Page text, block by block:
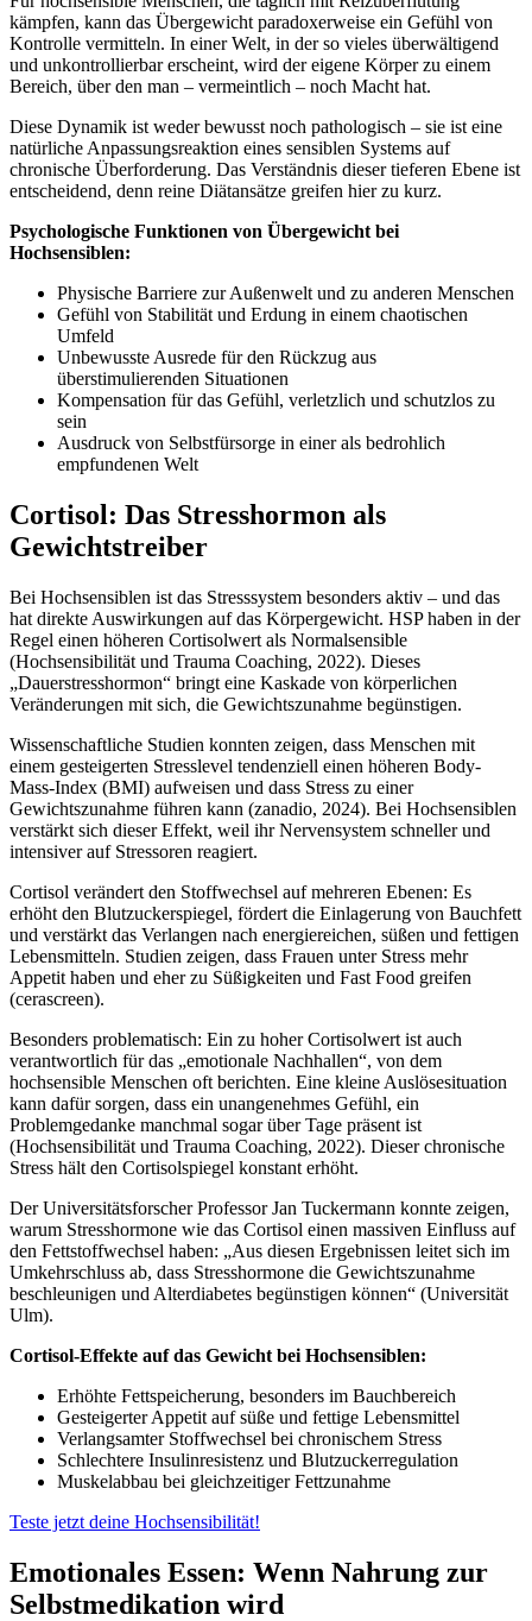
kämpfen, kann das Übergewicht paradoxerweise ein Gefühl von
Kontrolle vermitteln. In einer Welt, in der so vieles überwältigend
und unkontrollierbar erscheint, wird der eigene Körper zu einem
Bereich, über den man – vermeintlich – noch Macht hat.
Diese Dynamik ist weder bewusst noch pathologisch – sie ist eine
natürliche Anpassungsreaktion eines sensiblen Systems auf
chronische Überforderung. Das Verständnis dieser tieferen Ebene ist
entscheidend, denn reine Diätansätze greifen hier zu kurz.
Psychologische Funktionen von Übergewicht bei
Hochsensiblen:
Physische Barriere zur Außenwelt und zu anderen Menschen
Gefühl von Stabilität und Erdung in einem chaotischen
Umfeld
Unbewusste Ausrede für den Rückzug aus
überstimulierenden Situationen
Kompensation für das Gefühl, verletzlich und schutzlos zu
sein
Ausdruck von Selbstfürsorge in einer als bedrohlich
empfundenen Welt
Cortisol: Das Stresshormon als
Gewichtstreiber
Bei Hochsensiblen ist das Stresssystem besonders aktiv – und das
hat direkte Auswirkungen auf das Körpergewicht. HSP haben in der
Regel einen höheren Cortisolwert als Normalsensible
(Hochsensibilität und Trauma Coaching, 2022). Dieses
„Dauerstresshormon“ bringt eine Kaskade von körperlichen
Veränderungen mit sich, die Gewichtszunahme begünstigen.
Wissenschaftliche Studien konnten zeigen, dass Menschen mit
einem gesteigerten Stresslevel tendenziell einen höheren Body-
Mass-Index (BMI) aufweisen und dass Stress zu einer
Gewichtszunahme führen kann (zanadio, 2024). Bei Hochsensiblen
verstärkt sich dieser Effekt, weil ihr Nervensystem schneller und
intensiver auf Stressoren reagiert.
Cortisol verändert den Stoffwechsel auf mehreren Ebenen: Es
erhöht den Blutzuckerspiegel, fördert die Einlagerung von Bauchfett
und verstärkt das Verlangen nach energiereichen, süßen und fettigen
Lebensmitteln. Studien zeigen, dass Frauen unter Stress mehr
Appetit haben und eher zu Süßigkeiten und Fast Food greifen
(cerascreen).
Besonders problematisch: Ein zu hoher Cortisolwert ist auch
verantwortlich für das „emotionale Nachhallen“, von dem
hochsensible Menschen oft berichten. Eine kleine Auslösesituation
kann dafür sorgen, dass ein unangenehmes Gefühl, ein
Problemgedanke manchmal sogar über Tage präsent ist
(Hochsensibilität und Trauma Coaching, 2022). Dieser chronische
Stress hält den Cortisolspiegel konstant erhöht.
Der Universitätsforscher Professor Jan Tuckermann konnte zeigen,
warum Stresshormone wie das Cortisol einen massiven Einfluss auf
den Fettstoffwechsel haben: „Aus diesen Ergebnissen leitet sich im
Umkehrschluss ab, dass Stresshormone die Gewichtszunahme
beschleunigen und Alterdiabetes begünstigen können“ (Universität
Ulm).
Cortisol-Effekte auf das Gewicht bei Hochsensiblen:
Erhöhte Fettspeicherung, besonders im Bauchbereich
Gesteigerter Appetit auf süße und fettige Lebensmittel
Verlangsamter Stoffwechsel bei chronischem Stress
Schlechtere Insulinresistenz und Blutzuckerregulation
Muskelabbau bei gleichzeitiger Fettzunahme
Teste jetzt deine Hochsensibilität!
Emotionales Essen: Wenn Nahrung zur
Selbstmedikation wird